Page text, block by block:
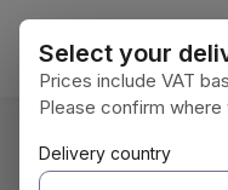
Sari la conținutul principal
Sunteți aici: Acasă
Select your
Prices include VAT
Please confirm where
Delivery country